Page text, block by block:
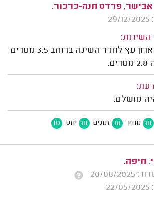
אבישר, פרדס חנה-כרכור.
השירות:
בניית ארון עץ לחדר השינה ברוחב 3.5 מטרים
מושלם.
10 מחיר 10 זמנים 10 יחס 10
חיפה.
08/2025